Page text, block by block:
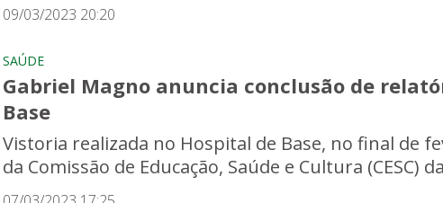
09/03/2023 20:20
SAÚDE
Gabriel Magno anuncia conclusão de
Base
Vistoria realizada no Hospital de Base, no final de
da Comissão de Educação, Saúde e Cultura (CESC)